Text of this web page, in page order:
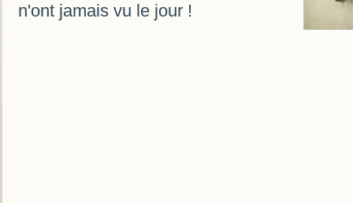
n'ont jamais vu le jour !